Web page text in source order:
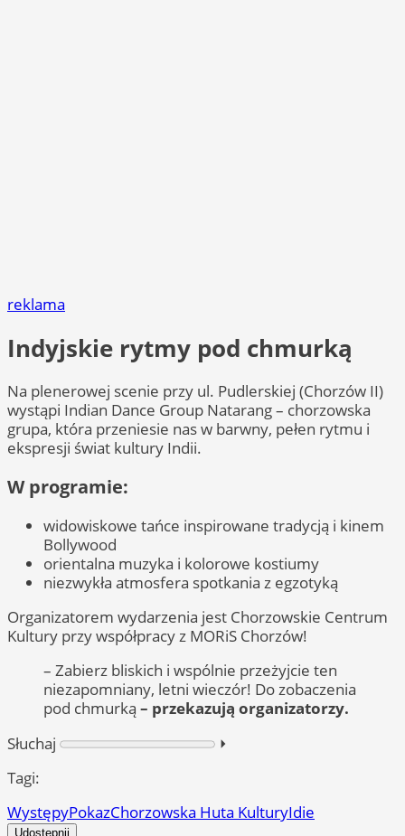
reklama
Indyjskie rytmy pod chmurką
Na plenerowej scenie przy ul. Pudlerskiej (Chorzów II)
wystąpi Indian Dance Group Natarang – chorzowska
grupa, która przeniesie nas w barwny, pełen rytmu i
ekspresji świat kultury Indii.
W programie:
widowiskowe tańce inspirowane tradycją i kinem
Bollywood
orientalna muzyka i kolorowe kostiumy
niezwykła atmosfera spotkania z egzotyką
Organizatorem wydarzenia jest Chorzowskie Centrum
Kultury przy współpracy z MORiS Chorzów!
– Zabierz bliskich i wspólnie przeżyjcie ten
niezapomniany, letni wieczór! Do zobaczenia
pod chmurką – przekazują organizatorzy.
Słuchaj
⏵︎
Tagi:
WystępyPokazChorzowska Huta KulturyIdie
Udostępnij